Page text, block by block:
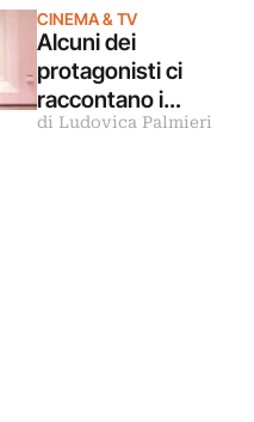
scultore che
ispirò il libro La
donna della
domenica
CINEMA & TV
Alcuni dei
protagonisti ci
raccontano i
retroscena di
di Ludovica Palmieri